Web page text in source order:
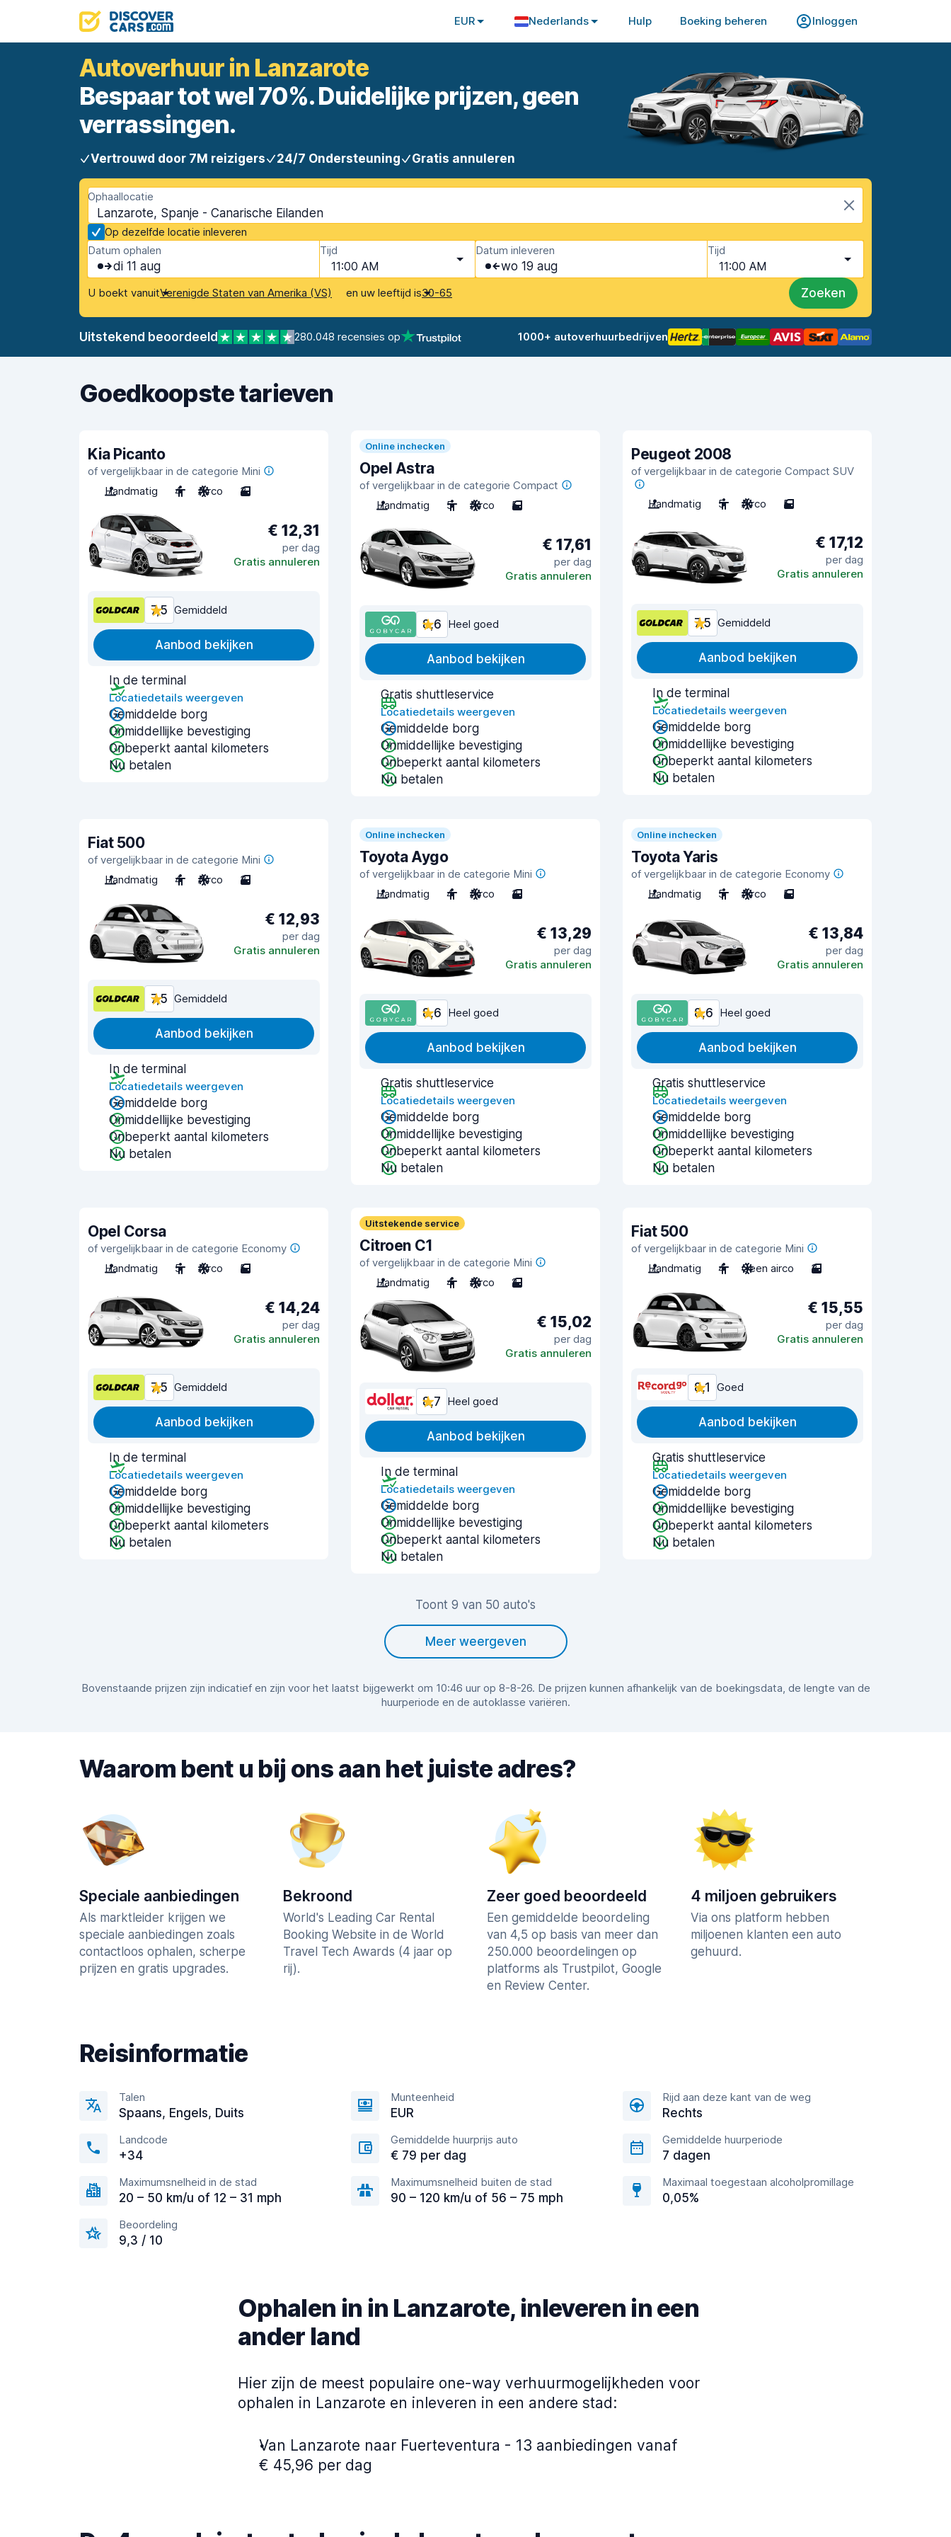
EUR Nederlands Hulp Boeking beheren Inloggen
Autoverhuur in Lanzarote
Bespaar tot wel 70%. Duidelijke prijzen, geen
verrassingen.
Vertrouwd door 7M reizigers 24/7 Ondersteuning Gratis annuleren
Ophaallocatie
Lanzarote, Spanje - Canarische Eilanden
Op dezelfde locatie inleveren
Datum ophalen
di 11 aug
Tijd
11:00 AM
Datum inleveren
wo 19 aug
Tijd
11:00 AM
U boekt vanuitVerenigde Staten van Amerika (VS) en uw leeftijd is30-65 Zoeken
Uitstekend beoordeeld 280.048 recensies op 1000+ autoverhuurbedrijven
Goedkoopste tarieven
Kia Picanto
of vergelijkbaar in de categorie Mini
Handmatig
4 Airco 3
€ 12,31
per dag
Gratis annuleren
7,5 Gemiddeld
Aanbod bekijken
In de terminal
Locatiedetails weergeven
Gemiddelde borg
Onmiddellijke bevestiging
Onbeperkt aantal kilometers
Nu betalen
Online inchecken
Opel Astra
of vergelijkbaar in de categorie Compact
Handmatig
5 Airco 5
€ 17,61
per dag
Gratis annuleren
8,6 Heel goed
Aanbod bekijken
Gratis shuttleservice
Locatiedetails weergeven
Gemiddelde borg
Onmiddellijke bevestiging
Onbeperkt aantal kilometers
Nu betalen
Peugeot 2008
of vergelijkbaar in de categorie Compact SUV
Handmatig 5 Airco 5
€ 17,12
per dag
Gratis annuleren
7,5 Gemiddeld
Aanbod bekijken
In de terminal
Locatiedetails weergeven
Gemiddelde borg
Onmiddellijke bevestiging
Onbeperkt aantal kilometers
Nu betalen
Fiat 500
of vergelijkbaar in de categorie Mini
Handmatig
4 Airco 3
€ 12,93
per dag
Gratis annuleren
7,5 Gemiddeld
Aanbod bekijken
In de terminal
Locatiedetails weergeven
Gemiddelde borg
Onmiddellijke bevestiging
Onbeperkt aantal kilometers
Nu betalen
Online inchecken
Toyota Aygo
of vergelijkbaar in de categorie Mini
Handmatig
4 Airco 3
€ 13,29
per dag
Gratis annuleren
8,6 Heel goed
Aanbod bekijken
Gratis shuttleservice
Locatiedetails weergeven
Gemiddelde borg
Onmiddellijke bevestiging
Onbeperkt aantal kilometers
Nu betalen
Online inchecken
Toyota Yaris
of vergelijkbaar in de categorie Economy
Handmatig
5 Airco 5
€ 13,84
per dag
Gratis annuleren
8,6 Heel goed
Aanbod bekijken
Gratis shuttleservice
Locatiedetails weergeven
Gemiddelde borg
Onmiddellijke bevestiging
Onbeperkt aantal kilometers
Nu betalen
Opel Corsa
of vergelijkbaar in de categorie Economy
Handmatig
5 Airco 5
€ 14,24
per dag
Gratis annuleren
7,5 Gemiddeld
Aanbod bekijken
In de terminal
Locatiedetails weergeven
Gemiddelde borg
Onmiddellijke bevestiging
Onbeperkt aantal kilometers
Nu betalen
Uitstekende service
Citroen C1
of vergelijkbaar in de categorie Mini
Handmatig
4 Airco 2
€ 15,02
per dag
Gratis annuleren
8,7 Heel goed
Aanbod bekijken
In de terminal
Locatiedetails weergeven
Gemiddelde borg
Onmiddellijke bevestiging
Onbeperkt aantal kilometers
Nu betalen
Fiat 500
of vergelijkbaar in de categorie Mini
Handmatig
4 Geen airco 3
€ 15,55
per dag
Gratis annuleren
8,1 Goed
Aanbod bekijken
Gratis shuttleservice
Locatiedetails weergeven
Gemiddelde borg
Onmiddellijke bevestiging
Onbeperkt aantal kilometers
Nu betalen
Toont 9 van 50 auto's
Meer weergeven
Bovenstaande prijzen zijn indicatief en zijn voor het laatst bijgewerkt om 10:46 uur op 8-8-26. De prijzen kunnen afhankelijk van de boekingsdata, de lengte van de
huurperiode en de autoklasse variëren.
Waarom bent u bij ons aan het juiste adres?
Speciale aanbiedingen
Als marktleider krijgen we
speciale aanbiedingen zoals
contactloos ophalen, scherpe
prijzen en gratis upgrades.
Bekroond
World's Leading Car Rental
Booking Website in de World
Travel Tech Awards (4 jaar op
rij).
Zeer goed beoordeeld
Een gemiddelde beoordeling
van 4,5 op basis van meer dan
250.000 beoordelingen op
platforms als Trustpilot, Google
en Review Center.
4 miljoen gebruikers
Via ons platform hebben
miljoenen klanten een auto
gehuurd.
Reisinformatie
Talen
Spaans, Engels, Duits
Munteenheid
EUR
Rijd aan deze kant van de weg
Rechts
Landcode
+34
Gemiddelde huurprijs auto
€ 79 per dag
Gemiddelde huurperiode
7 dagen
Maximumsnelheid in de stad
20 – 50 km/u of 12 – 31 mph
Maximumsnelheid buiten de stad
90 – 120 km/u of 56 – 75 mph
Maximaal toegestaan alcoholpromillage
0,05%
Beoordeling
9,3 / 10
Ophalen in in Lanzarote, inleveren in een
ander land
Hier zijn de meest populaire one-way verhuurmogelijkheden voor
ophalen in Lanzarote en inleveren in een andere stad:
Van Lanzarote naar Fuerteventura - 13 aanbiedingen vanaf
€ 45,96 per dag